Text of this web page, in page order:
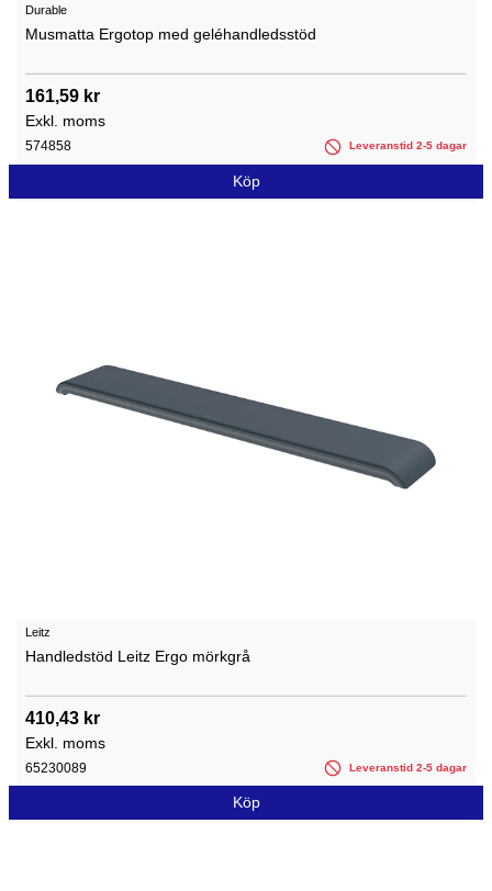
Durable
Musmatta Ergotop med geléhandledsstöd
161,59 kr
Exkl. moms
574858 Leveranstid 2-5 dagar
Köp
Leitz
Handledstöd Leitz Ergo mörkgrå
410,43 kr
Exkl. moms
65230089 Leveranstid 2-5 dagar
Köp